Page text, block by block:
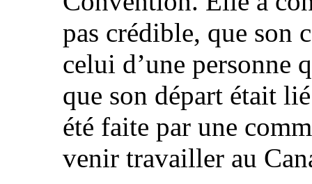
pas crédible, que son
celui d’une personne
que son départ était
été faite par une
venir travailler au